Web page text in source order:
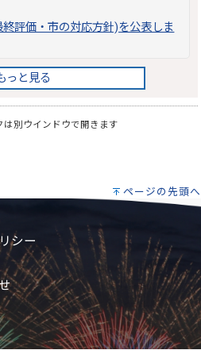
評価・市の対応方針)を公表しま
っと見る
は別ウインドウで開きます
ページの先頭へ
シー